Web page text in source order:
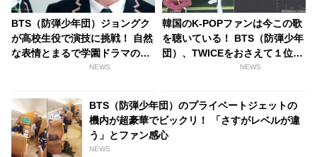
BTS（防弾少年団）ジョングク
が高校生役で演技に挑戦！ 自然
な表情とまるで学園ドラマの主
人公のようなオーラにファンは
い」
NEWS
韓国のK-POPファンは今この歌
を聴いている！ BTS（防弾少年
団）、TWICEをおさえて１位に
輝いたのはだれ？NEWS
BTS（防弾少年団）のプライベートジェットの
機内が超豪華でビックリ！ 「さすがレベルが違
う」とファン感心
NEWS